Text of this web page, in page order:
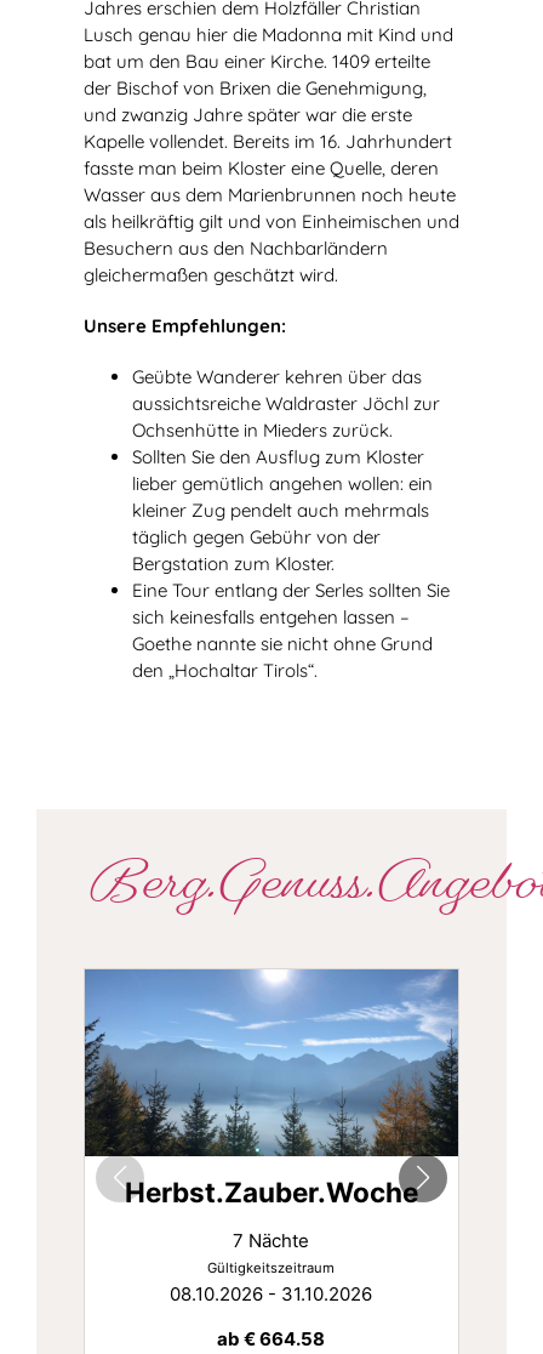
Jahres erschien dem Holzfäller Christian
Lusch genau hier die Madonna mit Kind und
bat um den Bau einer Kirche. 1409 erteilte
der Bischof von Brixen die Genehmigung,
und zwanzig Jahre später war die erste
Kapelle vollendet. Bereits im 16. Jahrhundert
fasste man beim Kloster eine Quelle, deren
Wasser aus dem Marienbrunnen noch heute
als heilkräftig gilt und von Einheimischen und
Besuchern aus den Nachbarländern
gleichermaßen geschätzt wird.
Unsere Empfehlungen:
Geübte Wanderer kehren über das
aussichtsreiche Waldraster Jöchl zur
Ochsenhütte in Mieders zurück.
Sollten Sie den Ausflug zum Kloster
lieber gemütlich angehen wollen: ein
kleiner Zug pendelt auch mehrmals
täglich gegen Gebühr von der
Bergstation zum Kloster.
Eine Tour entlang der Serles sollten Sie
sich keinesfalls entgehen lassen –
Goethe nannte sie nicht ohne Grund
den „Hochaltar Tirols“.
Herbst.Zauber.Woche
7 Nächte
Gültigkeitszeitraum
08.10.2026 - 31.10.2026
ab € 664.58